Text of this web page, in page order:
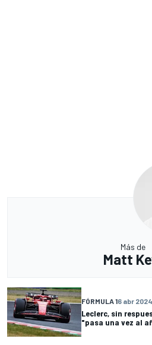
Más de
Matt
FÓRMULA 16 abr 2024
Leclerc, sin
"pasa una vez al